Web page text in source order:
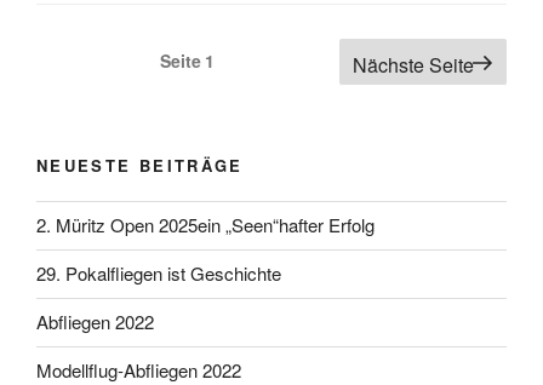
Seitennummerierung der Beiträge
Seite 1 Nächste Seite
NEUESTE BEITRÄGE
2. Müritz Open 2025ein „Seen“hafter Erfolg
29. Pokalfliegen ist Geschichte
Abfliegen 2022
Modellflug-Abfliegen 2022